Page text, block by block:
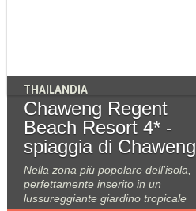
THAILANDIA
Chaweng Regent
Beach Resort 4* -
spiaggia di Chaweng
Nella zona più popolare dell'isola,
perfettamente inserito in un
lussureggiante giardino tropicale